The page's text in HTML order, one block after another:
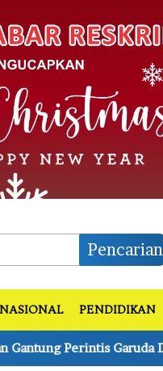
Pencarian
NASIONAL PENDIDIKAN
Akses Warga